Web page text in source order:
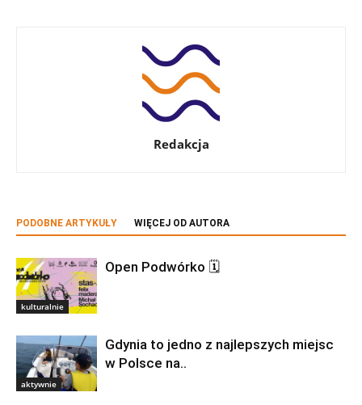
Redakcja
PODOBNE ARTYKUŁY WIĘCEJ OD AUTORA
kulturalnie
Open Podwórko 🗓
aktywnie
Gdynia to jedno z najlepszych miejsc
w Polsce na..